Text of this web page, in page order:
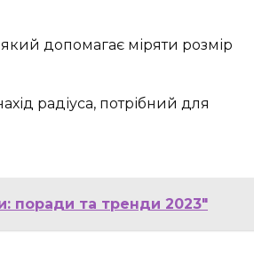
який допомагає міряти розмір
радіуса, потрібний для
поради та тренди 2023"